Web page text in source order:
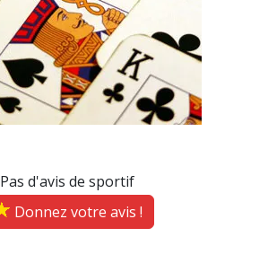
Pas d'avis de sportif
Donnez votre avis !